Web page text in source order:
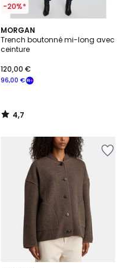
-20%*
MORGAN
Trench boutonné mi-long avec
ceinture
96,00 €
120,00 €
4,7
/ 5
4,7
/